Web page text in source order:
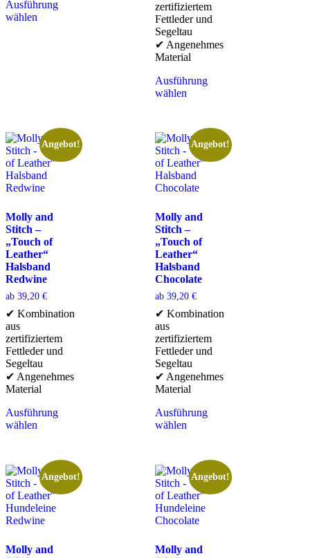
Ausführung
wählen
zertifiziertem
Fettleder und
Segeltau
✔ Angenehmes
Material
Ausführung
wählen
Angebot!
Molly and
Stitch –
„Touch of
Leather“
Halsband
Redwine
ab 39,20 €
✔ Kombination
aus
zertifiziertem
Fettleder und
Segeltau
✔ Angenehmes
Material
Ausführung
wählen
Angebot!
Molly and
Stitch –
„Touch of
Leather“
Halsband
Chocolate
ab 39,20 €
✔ Kombination
aus
zertifiziertem
Fettleder und
Segeltau
✔ Angenehmes
Material
Ausführung
wählen
Angebot!
Molly and
Angebot!
Molly and